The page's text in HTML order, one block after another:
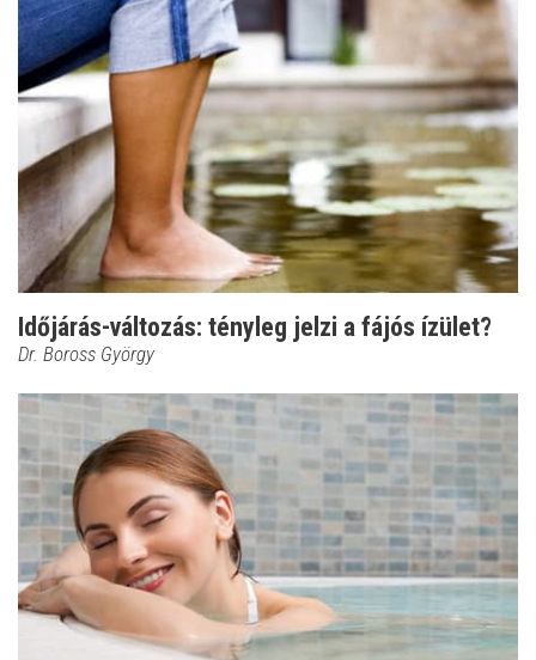
Időjárás-változás: tényleg jelzi a fájós ízület?
Dr. Boross György